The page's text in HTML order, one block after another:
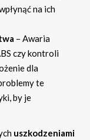
na ich
– Awaria
czy kontroli
dla
te
by je
uszkodzeniami